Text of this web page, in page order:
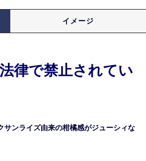
イメージ
律で禁止されてい
サンライズ由来の柑橘感がジューシィな